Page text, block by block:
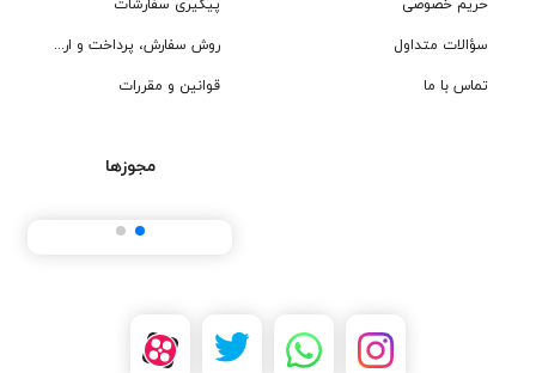
حریم خصوصی
سؤالات متداول
تماس با ما
پیگیری سفارشات
روش سفارش، پرداخت و ارسال
قوانین و مقررات
مجوزها